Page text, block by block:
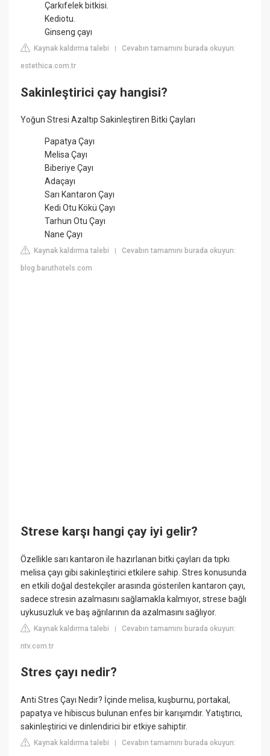
Çarkıfelek bitkisi.
Kediotu.
Ginseng çayı
Kaynak kaldırma talebi |Cevabın tamamını burada okuyun:
estethica.com.tr
Sakinleştirici çay hangisi?
Yoğun Stresi Azaltıp Sakinleştiren Bitki Çayları
Papatya Çayı
Melisa Çayı
Biberiye Çayı
Adaçayı
Sarı Kantaron Çayı
Kedi Otu Kökü Çayı
Tarhun Otu Çayı
Nane Çayı
Kaynak kaldırma talebi |Cevabın tamamını burada okuyun:
blog.baruthotels.com
Strese karşı hangi çay iyi gelir?
Özellikle sarı kantaron ile hazırlanan bitki çayları da tıpkı
melisa çayı gibi sakinleştirici etkilere sahip. Stres konusunda
en etkili doğal destekçiler arasında gösterilen kantaron çayı,
sadece stresin azalmasını sağlamakla kalmıyor, strese bağlı
uykusuzluk ve baş ağrılarının da azalmasını sağlıyor.
Kaynak kaldırma talebi |Cevabın tamamını burada okuyun:
ntv.com.tr
Stres çayı nedir?
Anti Stres Çayı Nedir? İçinde melisa, kuşburnu, portakal,
papatya ve hibiscus bulunan enfes bir karışımdır. Yatıştırıcı,
sakinleştirici ve dinlendirici bir etkiye sahiptir.
Kaynak kaldırma talebi |Cevabın tamamını burada okuyun: